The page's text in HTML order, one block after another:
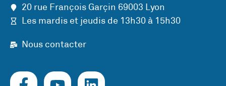
20 rue François Garçin 69003 Lyon
Les mardis et jeudis de 13h30 à 15h30
Nous contacter